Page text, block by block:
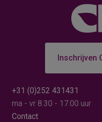
Inschrijven
+31 (0)252 431431
ma - vr 8.30 - 17.00 uur
Contact